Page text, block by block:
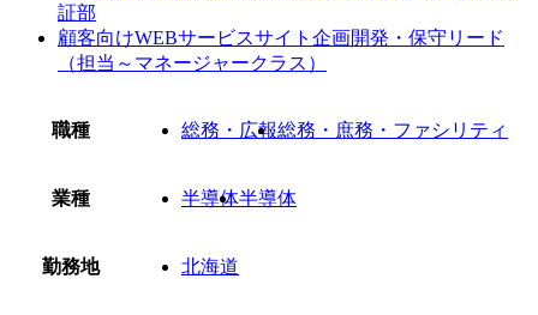
証部
顧客向けWEBサービスサイト企画開発・保守リード
（担当～マネージャークラス）
職種 総務・広報総務・庶務・ファシリティ
業種 半導体半導体
勤務地 北海道